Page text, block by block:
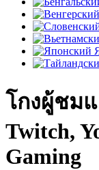
โกงผู้ชม
Twitch,
Gaming